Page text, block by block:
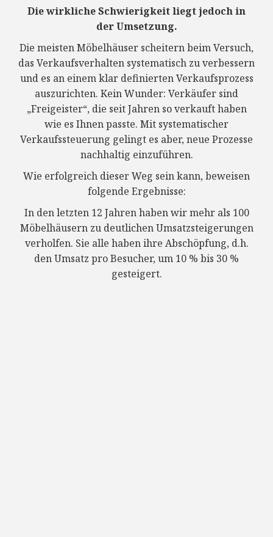
Die wirkliche Schwierigkeit liegt jedoch in
der Umsetzung.
Die meisten Möbelhäuser scheitern beim Versuch,
das Verkaufsverhalten systematisch zu verbessern
und es an einem klar definierten Verkaufsprozess
auszurichten. Kein Wunder: Verkäufer sind
„Freigeister“, die seit Jahren so verkauft haben
wie es Ihnen passte. Mit systematischer
Verkaufssteuerung gelingt es aber, neue Prozesse
nachhaltig einzuführen.
Wie erfolgreich dieser Weg sein kann, beweisen
folgende Ergebnisse:
In den letzten 12 Jahren haben wir mehr als 100
Möbelhäusern zu deutlichen Umsatzsteigerungen
verholfen. Sie alle haben ihre Abschöpfung, d.h.
den Umsatz pro Besucher, um 10 % bis 30 %
gesteigert.